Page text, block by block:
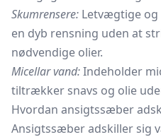
Skumrensere: Letvægtige
en dyb rensning uden at
nødvendige olier.
Micellar vand:Indeholder
tiltrækker snavs og olie
Hvordan ansigtssæber
Ansigtssæber adskiller sig